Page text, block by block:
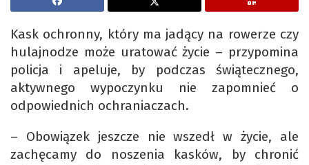
Kask ochronny, który ma jadący na rowerze czy
hulajnodze może uratować życie – przypomina
policja i apeluje, by podczas świątecznego,
aktywnego wypoczynku nie zapomnieć o
odpowiednich ochraniaczach.
– Obowiązek jeszcze nie wszedł w życie, ale
zachęcamy do noszenia kasków, by chronić